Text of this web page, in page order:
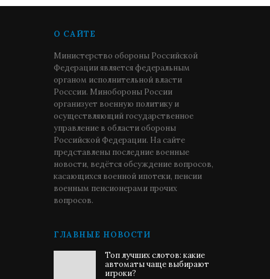
О САЙТЕ
Министерство обороны Российской
Федерации является федеральным
органом исполнительной власти
Росссии. Минобороны России
организует военную политику и
осуществляющий государственное
управление в области обороны
Российской Федерации. На сайте
представлены последние военные
новости, ведётся обсуждение вопросов,
касающихся военной ипотеки, пенсии
военным пенсионерами прочих
вопросов.
ГЛАВНЫЕ НОВОСТИ
Топ лучших слотов: какие
автоматы чаще выбирают
игроки?